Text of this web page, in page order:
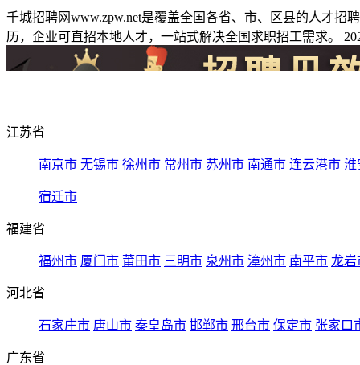
千城招聘网www.zpw.net是覆盖全国各省、市、区县的人才
历，企业可直招本地人才，一站式解决全国求职招工需求。
江苏省
南京市 无锡市 徐州市 常州市 苏州市 南通市 连云港市 淮
宿迁市
福建省
福州市 厦门市 莆田市 三明市 泉州市 漳州市 南平市 龙岩
河北省
石家庄市 唐山市 秦皇岛市 邯郸市 邢台市 保定市 张家口
广东省